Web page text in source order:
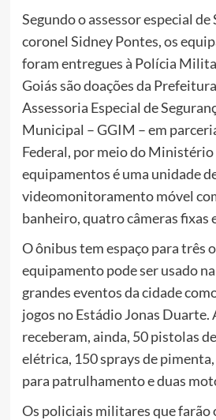
Segundo o assessor especial
coronel Sidney Pontes, os
foram entregues à Polícia
Goiás são doações da
Assessoria Especial de
Municipal – GGIM – em
Federal, por meio do Ministério
equipamentos é uma unidade
videomonitoramento móvel
banheiro, quatro câmeras fixas
O ônibus tem espaço para três
equipamento pode ser usado
grandes eventos da cidade
jogos no Estádio Jonas
receberam, ainda, 50 pistolas
elétrica, 150 sprays de
para patrulhamento e duas
Os policiais militares que